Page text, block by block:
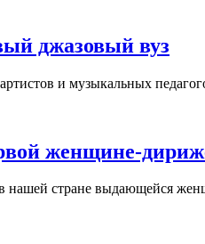
джазовый вуз
и музыкальных
женщине-
нашей стране выдающейся